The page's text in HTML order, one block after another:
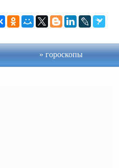
гороскопы